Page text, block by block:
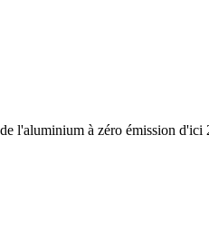
l'aluminium à zéro émission d'ici